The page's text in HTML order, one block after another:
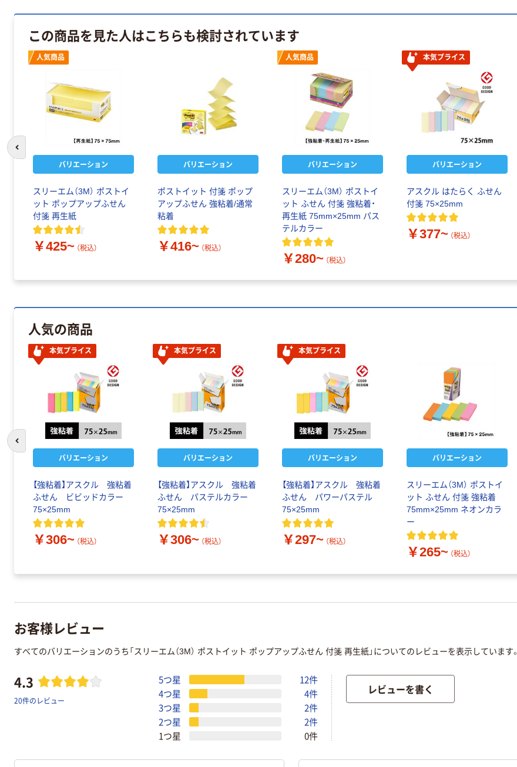
この商品を見た人はこちらも検討されています
人気商品
バリエーション
スリーエム（3M） ポストイ
ット ポップアップふせん
付箋 再生紙
￥425~ （税込）
バリエーション
ポストイット 付箋 ポップ
アップふせん 強粘着/通常
粘着
￥416~ （税込）
人気商品
バリエーション
スリーエム（3M） ポストイ
ット ふせん 付箋 強粘着・
再生紙 75mm×25mm パス
テルカラー
￥280~ （税込）
本気プライス
バリエーション
アスクル はたらく ふせん
付箋 75×25mm
￥377~ （税込）
前のスライドへ
人気の商品
本気プライス
バリエーション
【強粘着】アスクル 強粘着
ふせん ビビッドカラー
75×25mm
￥306~ （税込）
本気プライス
バリエーション
【強粘着】アスクル 強粘着
ふせん パステルカラー
75×25mm
￥306~ （税込）
本気プライス
バリエーション
【強粘着】アスクル 強粘着
ふせん パワーパステル
75×25mm
￥297~ （税込）
バリエーション
スリーエム（3M） ポストイ
ット ふせん 付箋 強粘着
75mm×25mm ネオンカラ
ー
￥265~ （税込）
前のスライドへ
お客様レビュー
すべてのバリエーションのうち「スリーエム（3M） ポストイット ポップアップふせん 付箋 再生紙」についてのレビューを表示しています。
4.3
20件のレビュー
5つ星
12件
4つ星
4件
3つ星
2件
2つ星
2件
1つ星
0件
レビューを書く